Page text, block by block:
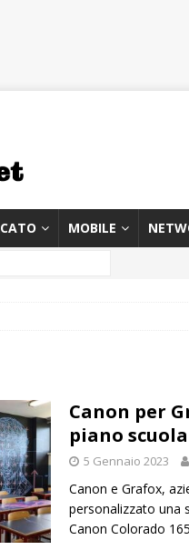
MOBILE
Canon per
piano
5 Gennaio 2023
Canon e Grafox,
personalizzato una
Canon Colorado